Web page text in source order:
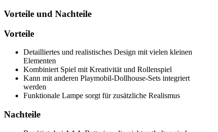
Vorteile und Nachteile
Vorteile
Detailliertes und realistisches Design mit vielen kleinen
Elementen
Kombiniert Spiel mit Kreativität und Rollenspiel
Kann mit anderen Playmobil-Dollhouse-Sets integriert
werden
Funktionale Lampe sorgt für zusätzliche Realismus
Nachteile